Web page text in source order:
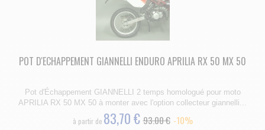
POT D'ECHAPPEMENT GIANNELLI ENDURO APRILIA RX 50 MX 50
Pot d'Échappement GIANNELLI 2 temps homologué pour moto
APRILIA RX 50 MX 50 à monter avec l'option collecteur giannelli...
à partir de 83,70 € 93.00 € -10%